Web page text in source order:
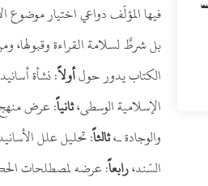
فيها المؤلّف دواعي اختيار موضوع
بل شرطٌ لسلامة القراءة وقبولها،
الكتاب يدور حولأولاً: نشأة
الإسلامية الوسطى،ثانياً: عرض منهج
والوجادة ـ،ثالثاً: تحليل علل
السّند،رابعاً: عرضه لمصطلحات الحكم